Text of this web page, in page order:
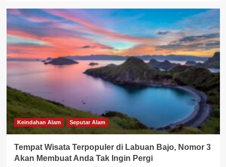
Keindahan Alam Seputar Alam
Tempat Wisata Terpopuler di Labuan Bajo, Nomor 3
Akan Membuat Anda Tak Ingin Pergi